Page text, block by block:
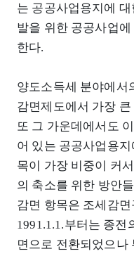
는 공공사업용지에
발을 위한 공공사업
한다.
양도소득세 분야에서
감면제도에서 가장
또 그 가운데에서도
어 있는 공공사업용
목이 가장 비중이 커
의 축소를 위한 방안
감면 항목은 조세감
1991.1.1.부터는 종전
면으로 전환되었으나